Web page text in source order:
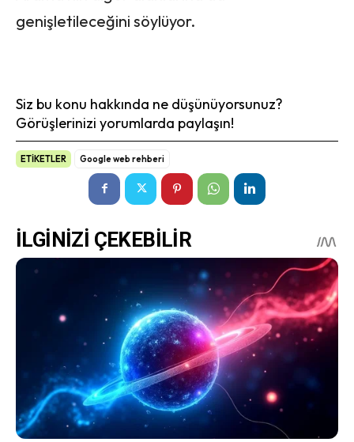
genişletileceğini söylüyor.
Siz bu konu hakkında ne düşünüyorsunuz?
Görüşlerinizi yorumlarda paylaşın!
ETİKETLER Google web rehberi